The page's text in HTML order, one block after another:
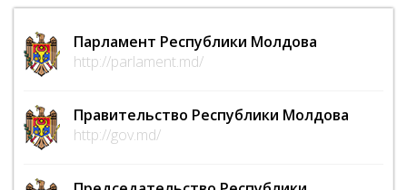
Парламент Республики Молдова
http://parlament.md/
Правительство Республики Молдова
http://gov.md/